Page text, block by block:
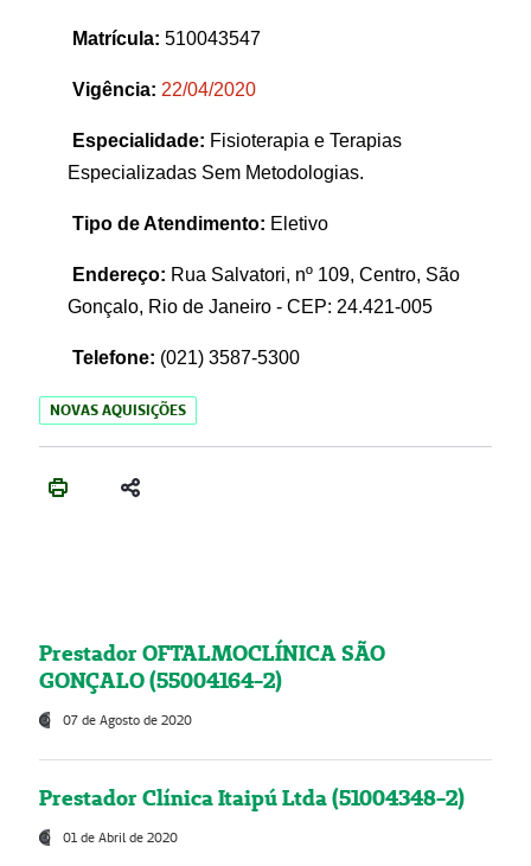
Matrícula: 510043547
Vigência: 22/04/2020
Especialidade: Fisioterapia e Terapias
Especializadas Sem Metodologias.
Tipo de Atendimento: Eletivo
Endereço: Rua Salvatori, nº 109, Centro, São
Gonçalo, Rio de Janeiro - CEP: 24.421-005
Telefone: (021) 3587-5300
NOVAS AQUISIÇÕES
Prestador OFTALMOCLÍNICA SÃO
GONÇALO (55004164-2)
07 de Agosto de 2020
Prestador Clínica Itaipú Ltda (51004348-2)
01 de Abril de 2020